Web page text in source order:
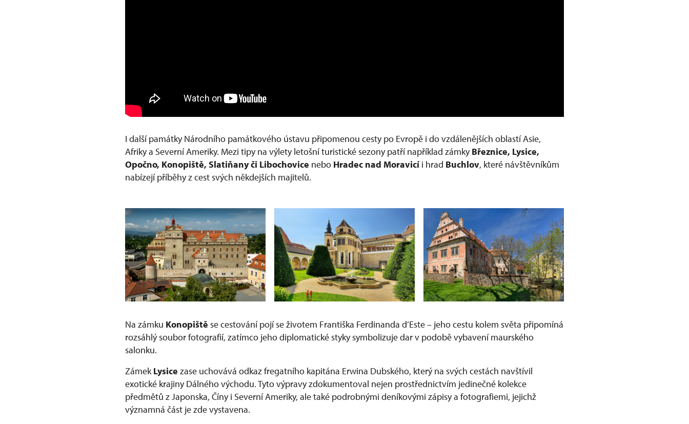
I další památky Národního památkového ústavu připomenou cesty po Evropě i do vzdálenějších oblastí Asie,
Afriky a Severní Ameriky. Mezi tipy na výlety letošní turistické sezony patří například zámkyBřeznice, Lysice,
Opočno, Konopiště, Slatiňany či Libochovice nebo Hradec nad Moravicíi hrad Buchlov, které návštěvníkům
nabízejí příběhy z cest svých někdejších majitelů.
Na zámku Konopiště se cestování pojí se životem Františka Ferdinanda d’Este – jeho cestu kolem světa připomíná
rozsáhlý soubor fotografií, zatímco jeho diplomatické styky symbolizuje dar v podobě vybavení maurského
salonku.
ZámekLysice zase uchovává odkaz fregatního kapitána Erwina Dubského, který na svých cestách navštívil
exotické krajiny Dálného východu. Tyto výpravy zdokumentoval nejen prostřednictvím jedinečné kolekce
předmětů z Japonska, Číny i Severní Ameriky, ale také podrobnými deníkovými zápisy a fotografiemi, jejichž
významná část je zde vystavena.